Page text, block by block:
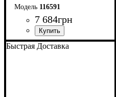
116591
7 684грн
ширина, мм: 1500
высота, мм: 500
глубина, мм: 430
Быстрая Доставка